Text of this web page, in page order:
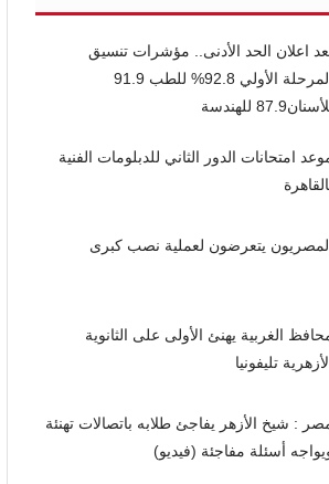
اعلان الحد الأدنى.. مؤشرات تنسيق
المرحلة الأولي 92.8% للطب 91.9
للهندسة
امتحانات الدور الثاني للدبلومات الفنية
يتعرضون لعملية نصب كبرى
الغربية يهنئ الأولى على الثانوية
تليفونيا
: شيخ الأزهر يفاجئ طلابه باتصالات تهنئة
أسئلة مفاجئة (فيديو)